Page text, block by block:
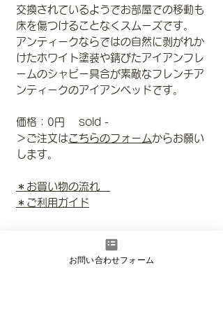
交換されているようでお部屋での移動も
床を傷つけることなくスムーズです。
アンティークならではの自然に剥がれか
けたホワイト塗装や錆びたアイアンフレ
ームのシャビー具合が素敵なフレンチア
ンティークのアイアンベッドです。
価格：0円 sold -
＞ご注文はこちらのフォームからお願い
します。
＊お買い物の流れ
＊ご利用ガイド
お問い合わせフォーム